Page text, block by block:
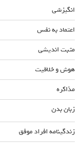
انگیزشی
اعتماد به نفس
مثبت اندیشی
هوش و خلاقیت
مذاکره
زبان بدن
زندگینامه افراد موفق